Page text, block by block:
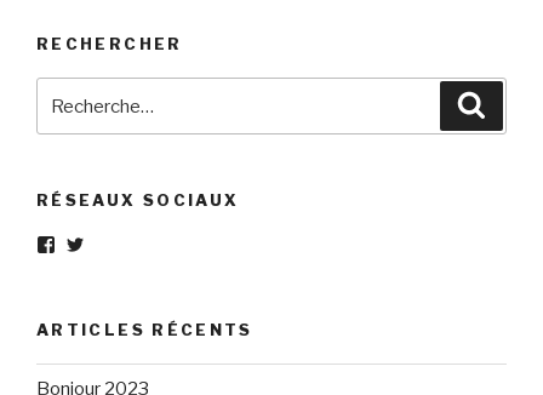
RECHERCHER
pour
RÉSEAUX SOCIAUX
Voir
Eléphant-
Gris-
160596147294205
sur
Voir
elephantgris
sur
Twitter
ARTICLES RÉCENTS
Bonjour 2023